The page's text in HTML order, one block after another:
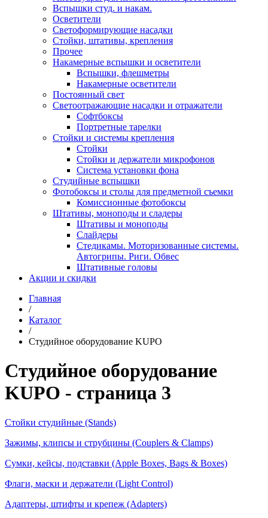
Вспышки студ. и накам.
Осветители
Светоформирующие насадки
Стойки, штативы, крепления
Прочее
Накамерные вспышки и осветители
Вспышки, флешметры
Накамерные осветители
Постоянный свет
Светоотражающие насадки и отражатели
Софтбоксы
Портретные тарелки
Стойки и системы крепления
Стойки
Стойки и держатели микрофонов
Система установки фона
Студийные вспышки
Фотобоксы и столы для предметной съемки
Комиссионные фотобоксы
Штативы, моноподы и сладеры
Штативы и моноподы
Слайдеры
Стедикамы. Моторизованные системы.
Автогрипы. Риги. Обвес
Штативные головы
Акции и скидки
Главная
/
Каталог
/
Студийное оборудование KUPO
Студийное оборудование
KUPO - страница 3
Стойки студийные (Stands)
Зажимы, клипсы и струбцины (Couplers & Clamps)
Сумки, кейсы, подставки (Apple Boxes, Bags & Boxes)
Флаги, маски и держатели (Light Control)
Адаптеры, штифты и крепеж (Adapters)